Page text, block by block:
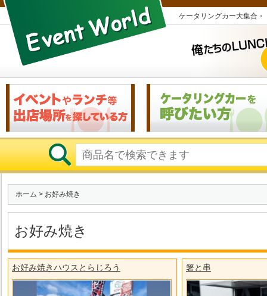
ケータリングカー大集合
ホーム > お好み焼き
お好み焼き
お好み焼きハウスとらじろう 箸と串